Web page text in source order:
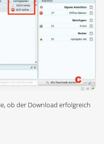
ob der Download erfolgreich